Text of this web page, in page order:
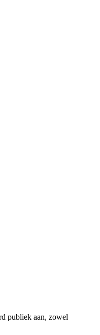
publiek aan, zowel